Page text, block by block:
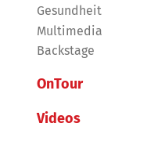
Gesundheit
Multimedia
Backstage
OnTour
Videos